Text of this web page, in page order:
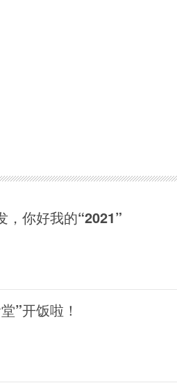
，你好我的“2021”
”开饭啦！